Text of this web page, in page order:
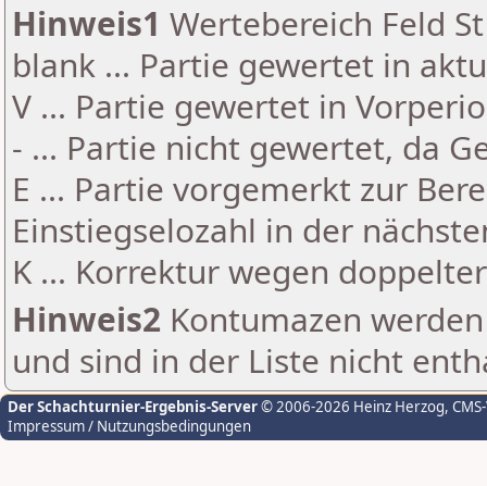
Hinweis1 Wertebereich Feld
blank ... Partie gewertet in
V ... Partie gewertet in
- ... Partie nicht gewertet, da
E ... Partie vorgemerkt zur
Einstiegselozahl in der
K ... Korrektur wegen
Hinweis2 Kontumazen
und sind in der Liste nicht
Der Schachturnier-Ergebnis-Server© 2006-2026 Heinz Herzog,
Impressum / Nutzungsbedingungen